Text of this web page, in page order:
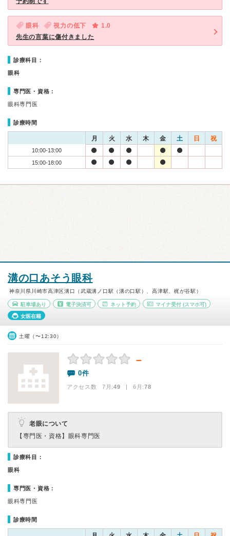
眼科 視力の低下
1.0
先生の言葉に傷付きました
診療科目：
眼科
専門医・資格：
眼科専門医
診療時間
月 火 水 木 金 土 日 祝
10:00-13:00
15:00-18:00
溝の口あそう眼科
神奈川県川崎市高津区溝口（武蔵溝ノ口駅（溝の口駅）、高津駅、梶が谷駅）
駐車場あり 電子決済可 ネット予約 マイナ受付 (スマホ可)
女医在籍
土曜（〜12:30）
－
0件
アクセス数 7月:49 | 6月:78
老眼について
【専門医・資格】 眼科専門医
診療科目：
眼科
専門医・資格：
眼科専門医
診療時間